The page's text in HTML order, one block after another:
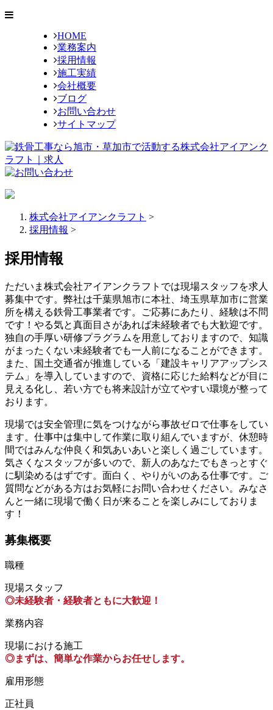
HOME
業務案内
採用情報
施工実績
会社概要
ブログ
お問い合わせ
サイトマップ
株式会社アイアンクラフト >
採用情報 >
採用情報
ただいま株式会社アイアンクラフトでは現場スタッフを求人
募集中です。弊社は千葉県旭市に本社、埼玉県草加市に営業
所を構える鉄骨工事業者です。ご応募にあたり、経験は不問
です！やる気と真面目さがあれば未経験者でも大歓迎です。
独自の手厚い研修プラグラムを用意しておりますので、知識
がまったくない未経験者でも一人前になることができます。
また、国土交通省が推進している「建設キャリアアップシス
テム」を導入していますので、資格に応じた給料などが目に
見える化し、若い方でも将来設計が立てやすい環境が整って
おります。
現場では安全管理に気をつけながら事故ゼロで仕事をしてい
ます。仕事中は集中して作業に取り組んでいますが、休憩時
間ではみんな仲良く和気あいあいと楽しく過ごしています。
気さくなスタッフが多いので、新人のあなたでもきっとすぐ
に馴染めるはずです。面白く、やりがいのある仕事です。ご
質問などがある方はお気軽にお問い合わせください。みなさ
んと一緒に現場で働く日が来ることを楽しみにしておりま
す！
募集概要
職種
現場スタッフ
◎未経験者・経験者ともに大歓迎！
業務内容
現場における施工
◎まずは、簡単な作業からお任せします。
雇用形態
正社員